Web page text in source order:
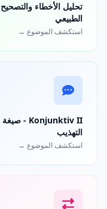
تحليل الأخطاء والتصحيح
الطبيعي
استكشف الموضوع →
Konjunktiv II - صيغة
التهذيب
استكشف الموضوع →